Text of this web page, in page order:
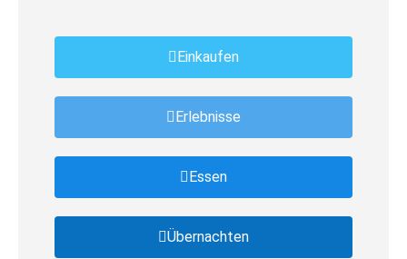
Einkaufen
Erlebnisse
Essen
Übernachten